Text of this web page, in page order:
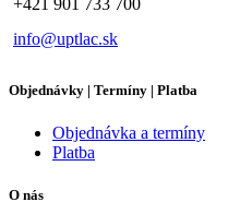
+421 901 733 700
info@uptlac.sk
Objednávky | Termíny | Platba
Objednávka a termíny
Platba
O nás